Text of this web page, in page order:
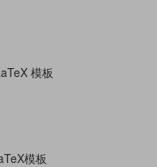
模板
模板